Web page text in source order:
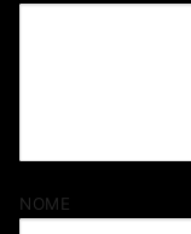
NOME